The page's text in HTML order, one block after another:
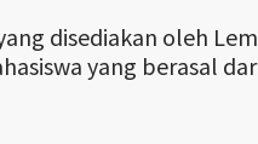
disediakan oleh
yang berasal